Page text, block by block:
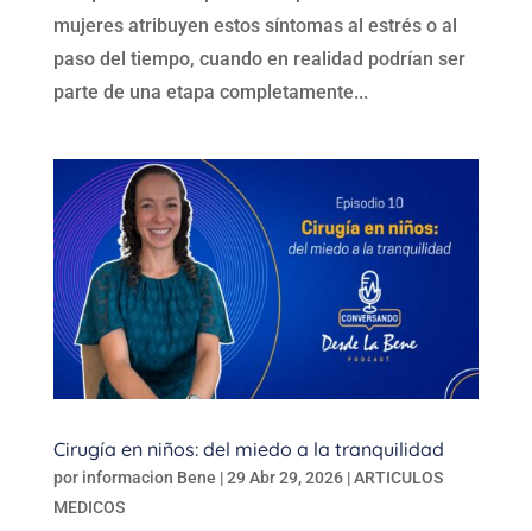
mujeres atribuyen estos síntomas al estrés o al
paso del tiempo, cuando en realidad podrían ser
parte de una etapa completamente...
Cirugía en niños: del miedo a la tranquilidad
por informacion Bene |29 Abr 29, 2026|ARTICULOS
MEDICOS